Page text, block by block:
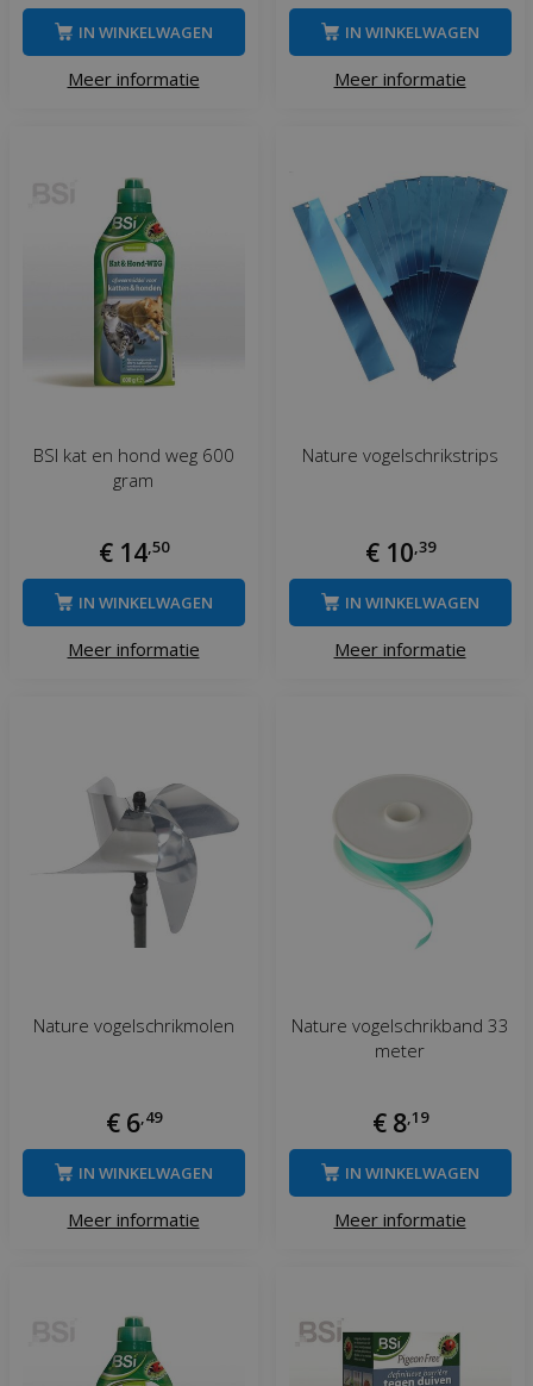
Meer informatie
IN WINKELWAGEN
Meer informatie
IN WINKELWAGEN
BSI kat en hond weg 600
gram
€ 14 50
Meer informatie
IN WINKELWAGEN
Nature vogelschrikstrips
€ 10 39
Meer informatie
IN WINKELWAGEN
Nature vogelschrikmolen
€ 6 49
Meer informatie
IN WINKELWAGEN
Nature vogelschrikband 33
meter
€ 8 19
Meer informatie
IN WINKELWAGEN